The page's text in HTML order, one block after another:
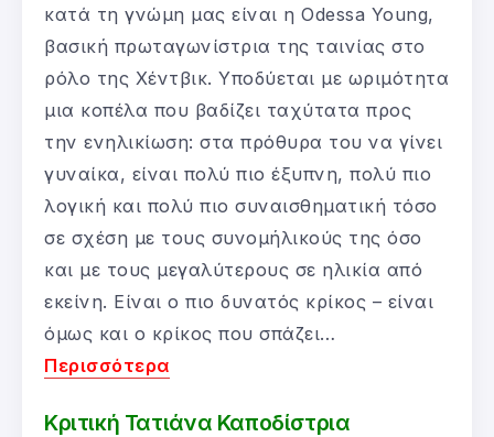
κατά τη γνώμη μας είναι η Odessa Young,
βασική πρωταγωνίστρια της ταινίας στο
ρόλο της Χέντβικ. Υποδύεται με ωριμότητα
μια κοπέλα που βαδίζει ταχύτατα προς
την ενηλικίωση: στα πρόθυρα του να γίνει
γυναίκα, είναι πολύ πιο έξυπνη, πολύ πιο
λογική και πολύ πιο συναισθηματική τόσο
σε σχέση με τους συνομήλικούς της όσο
και με τους μεγαλύτερους σε ηλικία από
εκείνη. Είναι ο πιο δυνατός κρίκος – είναι
όμως και ο κρίκος που σπάζει…
Περισσότερα
Κριτική Τατιάνα Καποδίστρια